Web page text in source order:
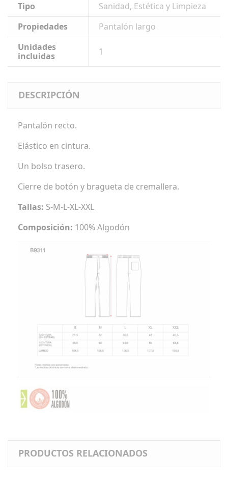
Tipo
Sanidad, Estética y Limpieza
Propiedades
Pantalón largo
Unidades
incluidas
1
DESCRIPCIÓN
Pantalón recto.
Elástico en cintura.
Un bolso trasero.
Cierre de botón y bragueta de cremallera.
Tallas: S-M-L-XL-XXL
Composición: 100% Algodón
PRODUCTOS RELACIONADOS